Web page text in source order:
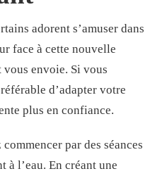
adorent s’amuser dans
face à cette nouvelle
envoie. Si vous
d’adapter votre
plus en confiance.
par des séances
à l’eau. En créant une